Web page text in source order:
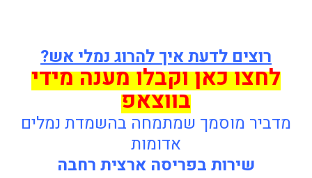
רוצים לדעת איך להרוג נמלי אש?
לחצו כאן וקבלו מענה מידי
בווצאפ
מדביר מוסמך שמתמחה בהשמדת נמלים
אדומות
שירות בפריסה ארצית רחבה